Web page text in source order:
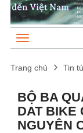
Trang chủ Tin
BỘ BA
DAT BIKE
NGUYÊN